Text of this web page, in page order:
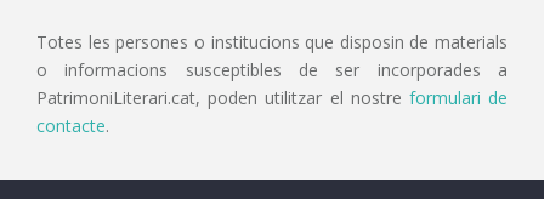
Totes les persones o institucions que disposin de materials
o informacions susceptibles de ser incorporades a
PatrimoniLiterari.cat, poden utilitzar el nostre formulari de
contacte.